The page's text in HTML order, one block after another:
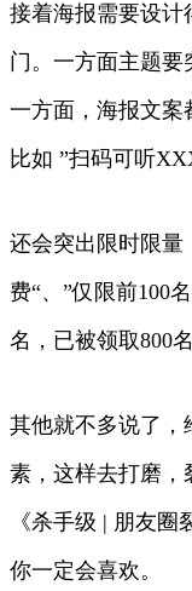
接着海报需要设计
门。一方面主题要
一方面，海报文案
比如 ”扫码可听
还会突出限时限量
费“、”仅限前100
名，已被领取800名
其他就不多说了，
素，这样去打磨，
《杀手级 | 朋友
你一定会喜欢。